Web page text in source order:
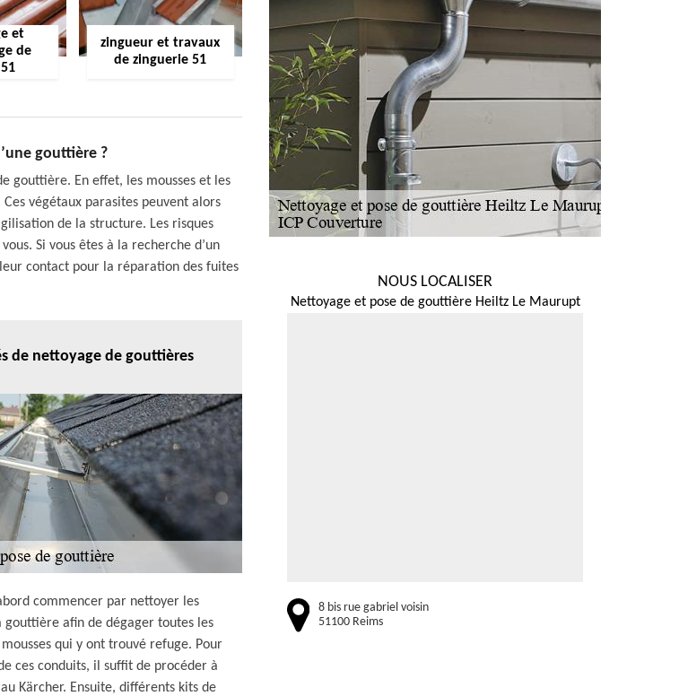
et
de
zingueur et travaux
de zinguerie 51
gouttière ?
gouttière. En effet, les mousses et les
végétaux parasites peuvent alors
de la structure. Les risques
Si vous êtes à la recherche d’un
contact pour la réparation des fuites
de nettoyage de gouttières
commencer par nettoyer les
gouttière afin de dégager toutes les
qui y ont trouvé refuge. Pour
ces conduits, il suffit de procéder à
Kärcher. Ensuite, différents kits de
NOUS LOCALISER
Nettoyage et pose de gouttière Heiltz Le Maurupt
8 bis rue gabriel voisin
51100 Reims